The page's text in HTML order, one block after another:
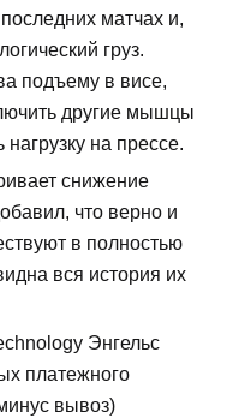
матчах и,
груз.
подъему в висе,
другие мышцы
на прессе.
снижение
что верно и
в полностью
вся история их
Энгельс
платежного
вывоз)